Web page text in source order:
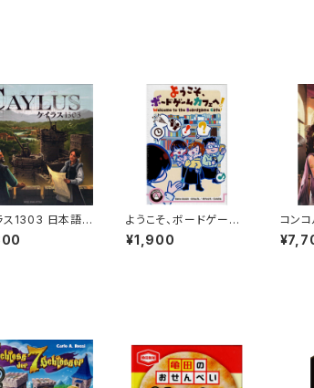
ス1303 日本語
ドゲーム カー
ム) 12歳以上 60
ようこそ、ボードゲーム
カフェへ！ (ボードゲー
ム カードゲーム) 16歳
¥1,900
コン
版 (ボ
ドゲ